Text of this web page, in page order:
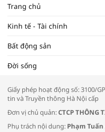
ĐẬP
Tọa
Trang chủ
Kinh tế - Tài chính
Bất động sản
Đời sống
Giấy phép hoạt động số: 3100/
tin và Truyền thông Hà Nội cấp
Đơn vị chủ quản:CTCP THÔNG
Phụ trách nội dung: Phạm